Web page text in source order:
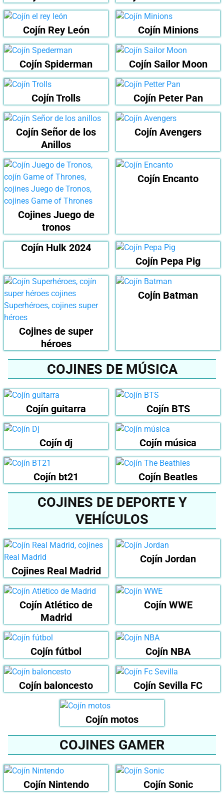
Cojín Rey León Cojín Minions
Cojín Spiderman Cojín Sailor Moon
Cojín Trolls Cojín Peter Pan
Cojín Señor de los
Anillos
Cojín Avengers
Cojines Juego de
tronos
Cojín Encanto
Cojín Hulk 2024
Cojín Pepa Pig
Cojines de super
héroes
Cojín Batman
COJINES DE MÚSICA
Cojín guitarra Cojín BTS
Cojín dj Cojín música
Cojín bt21 Cojín Beatles
COJINES DE DEPORTE Y
VEHÍCULOS
Cojines Real Madrid
Cojín Jordan
Cojín Atlético de
Madrid
Cojín WWE
Cojín fútbol Cojín NBA
Cojín baloncesto Cojín Sevilla FC
Cojín motos
COJINES GAMER
Cojín Nintendo Cojín Sonic